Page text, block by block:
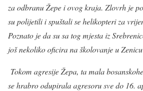
za odbranu Žepe i ovog kraja. Zlovrh je
su polijetili i spuštali se helikopteri za
Poznato je da su sa tog mjesta iz
još nekoliko oficira na školovanje u
Tokom agresije Žepa, ta mala
se hrabro odupirala agresoru sve do 16.